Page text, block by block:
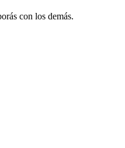
con los demás.